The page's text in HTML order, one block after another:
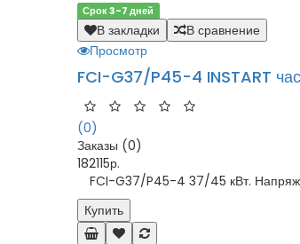
Срок 3-7 дней
В закладки
В сравнение
Просмотр
FCI-G37/P45-4 INSTART
(0)
Заказы (0)
182115р.
FCI-G37/P45-4 37/45 кВт.
Купить